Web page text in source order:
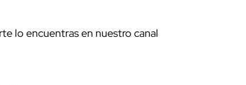
lo encuentras en nuestro canal